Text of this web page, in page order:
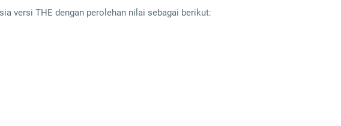
versi THE dengan perolehan nilai sebagai berikut: